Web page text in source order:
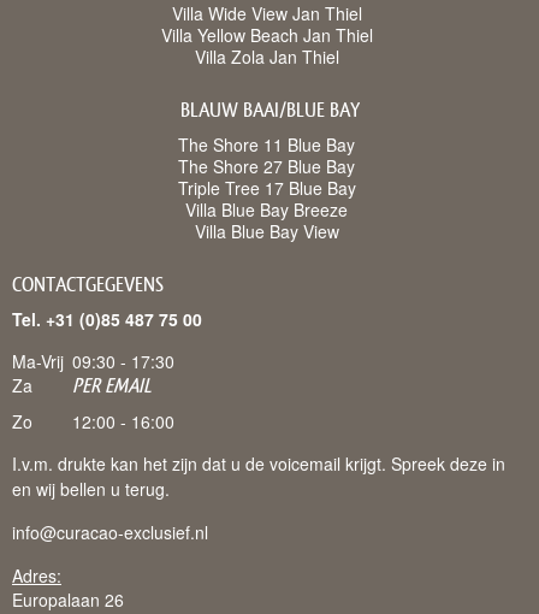
Villa Wide View Jan Thiel
Villa Yellow Beach Jan Thiel
Villa Zola Jan Thiel
BLAUW BAAI/BLUE BAY
The Shore 11 Blue Bay
The Shore 27 Blue Bay
Triple Tree 17 Blue Bay
Villa Blue Bay Breeze
Villa Blue Bay View
CONTACTGEGEVENS
Tel. +31 (0)85 487 75 00
Ma-Vrij 09:30 - 17:30
Za
PER EMAIL
Zo
12:00 - 16:00
I.v.m. drukte kan het zijn dat u de voicemail krijgt. Spreek deze in
en wij bellen u terug.
info@curacao-exclusief.nl
Adres:
Europalaan 26